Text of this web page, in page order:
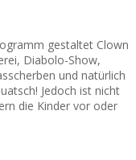
gestaltet Clown
Diabolo-Show,
und natürlich
Jedoch ist nicht
die Kinder vor oder